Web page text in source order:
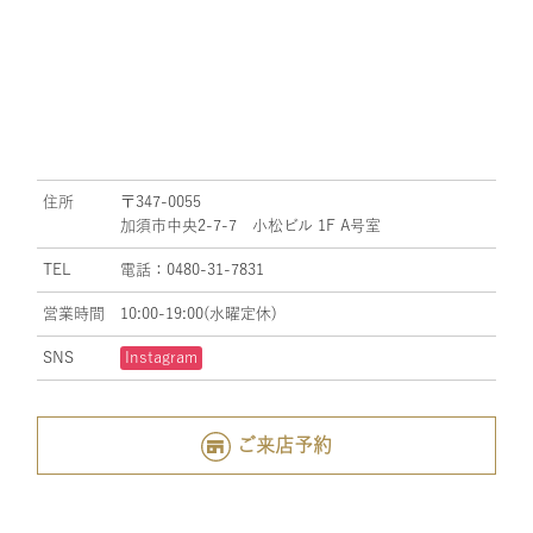
住所
〒347-0055
加須市中央2-7-7 小松ビル 1F A号室
TEL 電話：0480-31-7831
営業時間 10:00-19:00(水曜定休)
SNS Instagram
ご来店予約